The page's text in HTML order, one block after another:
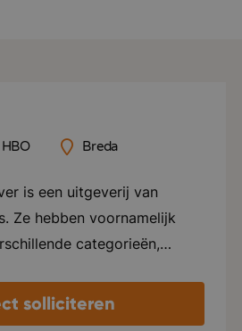
HBO Breda
is een uitgeverij van
Ze hebben voornamelijk
categorieën,
ontwerp tot marketing en
beschikt over een eigen
solliciteren